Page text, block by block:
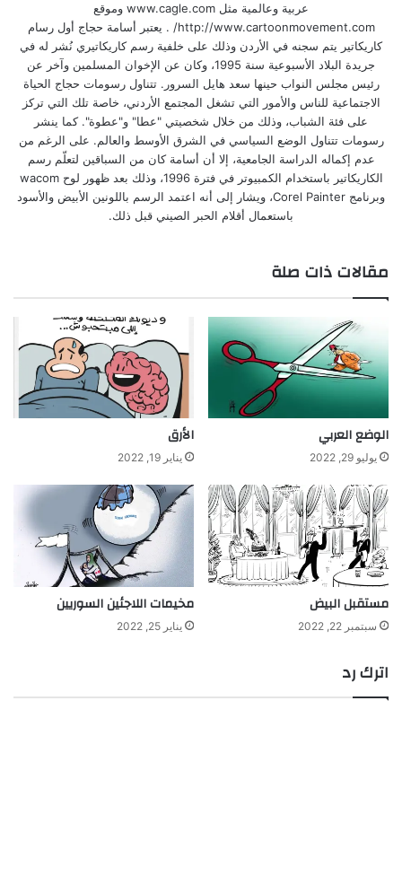
عربية وعالمية مثل www.cagle.com وموقع
http://www.cartoonmovement.com/ . يعتبر أسامة حجاج أول رسام
كاريكاتير يتم سجنه في الأردن وذلك على خلفية رسم كاريكاتيري نُشر له في
جريدة البلاد الأسبوعية سنة 1995، وكان عن الإخوان المسلمين وآخر عن
رئيس مجلس النواب حينها سعد هايل السرور. تتناول رسومات حجاج الحياة
الاجتماعية للناس والأمور التي تشغل المجتمع الأردني، خاصة تلك التي تركز
على فئة الشباب، وذلك من خلال شخصيتي "عطا" و"عطوة". كما ينشر
رسومات تتناول الوضع السياسي في الشرق الأوسط والعالم. على الرغم من
عدم إكماله الدراسة الجامعية، إلا أن أسامة كان من السباقين لتعلّم رسم
الكاريكاتير باستخدام الكمبيوتر في فترة 1996، وذلك بعد ظهور لوح wacom
وبرنامج Corel Painter، ويشار إلى أنه اعتمد الرسم باللونين الأبيض والأسود
باستعمال أقلام الحبر الصيني قبل ذلك.
مقالات ذات صلة
الوضع العربي
يوليو 29, 2022
الأرق
يناير 19, 2022
مستقبل البيض
سبتمبر 22, 2022
مخيمات اللاجئين السوريين
يناير 25, 2022
اترك رد